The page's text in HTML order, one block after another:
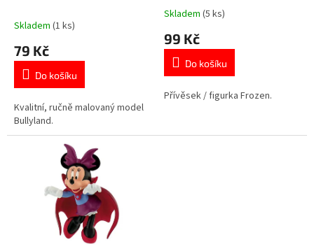
Skladem (1 ks)
79 Kč
Do košíku
Kvalitní, ručně malovaný model
Bullyland.
13072
Průměrné
produktu
5,0
5
Skladem (5 ks)
99 Kč
Do košíku
Přívěsek / figurka Frozen.